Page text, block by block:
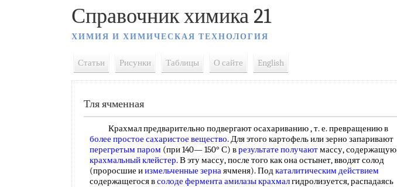
Справочник химика 21
ХИМИЯ И ХИМИЧЕСКАЯ ТЕХНОЛОГИЯ
Статьи Рисунки Таблицы О сайте English
Тля ячменная
Крахмал предварительно подвергают осахариванию , т. е. превращению в
более простое сахаристое вещество. Для этого картофель или зерно запаривают
перегретым паром (при 140— 150° С) врезультате получаютмассу, содержащую
крахмальный клейстер. В эту массу, после того как она остынет, вводят солод
(проросшие иизмельченные зернаячменя). Подкаталитическим действием
содержащегося всолоде ферментаамилазы крахмалгидролизуется, распадаясь